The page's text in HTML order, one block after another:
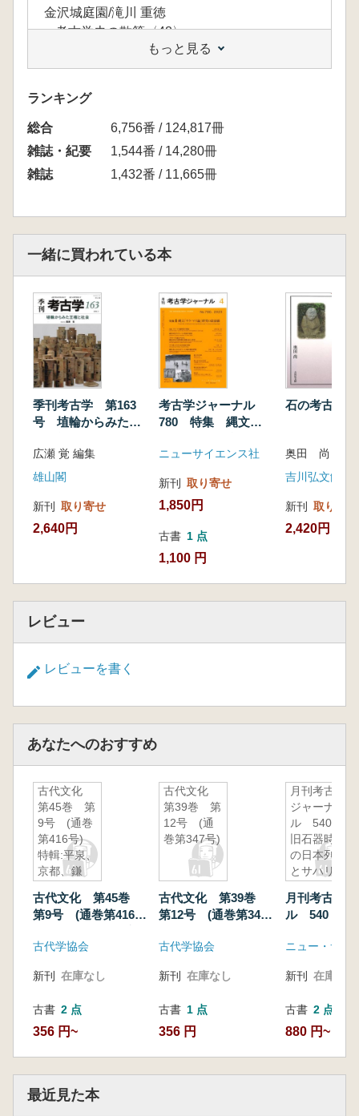
金沢城庭園/滝川 重徳
■ 考古学史の散策〈48〉
埼玉県の考古学史/上野 真由美
■ 最新のICT技術を活用した遺跡展示
官学連携によるVR神崎遺跡の遺跡展示/伊東 は
るか・細谷 文男
■ 高校生の考古学サークル・研究会
岐阜県立関高等学校地域研究部-地域とともに
郷土史を学ぶ-/林 直樹
もっと見る
ランキング
総合
6,756番 / 124,817冊
雑誌・紀要
1,544番 / 14,280冊
雑誌
1,432番 / 11,665冊
一緒に買われている本
季刊考古学 第163
号 埴輪からみた王
広瀬 覚 編集
雄山閣
新刊 取り寄せ
2,640円
考古学ジャーナル
780 特集 縄文
究の最前線
ニューサイエンス社
新刊 取り寄せ
1,850円
古書 1 点
1,100 円
石の考古学
奥田 尚 著
吉川弘文館
新刊 取り寄せ
2,420円
レビュー
レビューを書く
あなたへのおすすめ
古代文化
第45巻 第
9号 (通巻
第416号)
特輯:平泉、
京都、鎌
期都市史研
究-
古代文化 第45巻
第9号 (通巻第416
都、鎌倉-平安末期都
古代学協会
新刊 在庫なし
古書 2 点
356 円~
古代文化
第39巻 第
12号 (通
巻第347号)
古代文化 第39巻
第12号 (通巻第347
古代学協会
新刊 在庫なし
古書 1 点
356 円
月刊考古学
ジャーナ
ル 540
旧石器時代
の日本列島
とサハリ
月刊考古学
ル 540 旧
リン・沿海州
ニュー・サイ
新刊 在庫なし
古書 2 点
880 円~
最近見た本